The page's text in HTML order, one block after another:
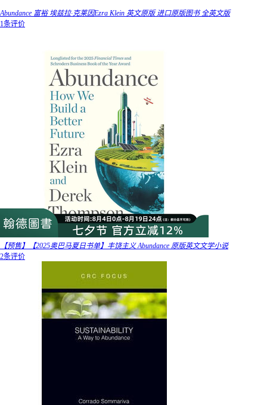
Abundance 富裕 埃兹拉·克莱因Ezra Klein 英文原版 进口原版图书 全英文版
1条评价
【预售】【2025奥巴马夏日书单】丰饶主义 Abundance 原版英文文学小说
2条评价